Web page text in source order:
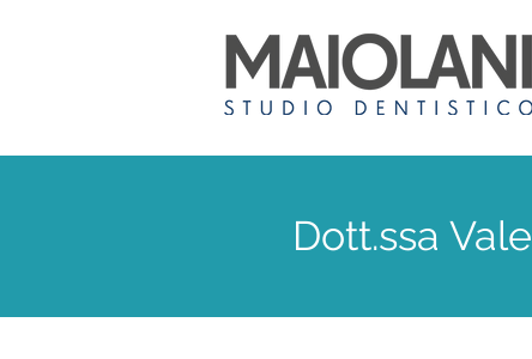
Dott.ssa